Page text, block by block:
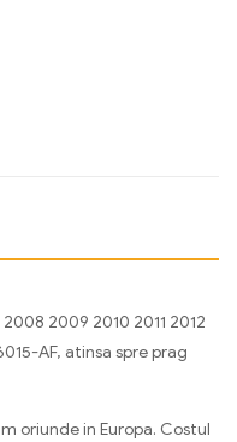
2009 2010 2011 2012
AF, atinsa spre prag
oriunde in Europa. Costul